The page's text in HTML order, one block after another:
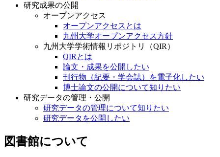
研究成果の公開
オープンアクセス
オープンアクセスとは
九州大学オープンアクセス方針
九州大学学術情報リポジトリ（QIR）
QIRとは
論文・成果を公開したい
刊行物（紀要・学会誌）を電子化したい
博士論文の公開について知りたい
研究データの管理・公開
研究データの管理について知りたい
研究データを公開したい
図書館について